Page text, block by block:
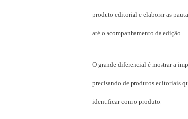
produto editorial e elaborar as
até o acompanhamento da edição.
O grande diferencial é mostrar a
precisando de produtos editoriais
identificar com o produto.